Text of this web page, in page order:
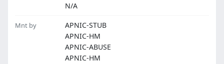
N/A
Mnt by
APNIC-STUB
APNIC-HM
APNIC-ABUSE
APNIC-HM